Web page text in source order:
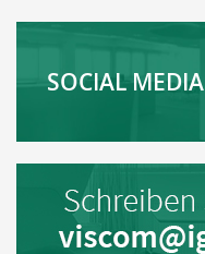
SOCIAL MEDIA